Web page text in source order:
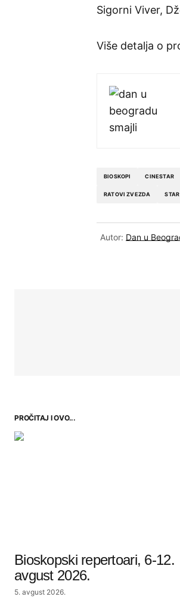
Sigorni Viver,
Više detalja o
BIOSKOPI CINESTAR
RATOVI ZVEZDA
Autor: Dan u
PROČITAJ I OVO...
Bioskopski repertoari, 6-12.
avgust 2026.
5. avgust 2026.